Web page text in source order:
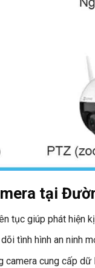
tại
tục giúp phát hiện
tình hình an ninh
camera cung cấp